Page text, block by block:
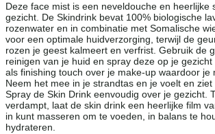
Deze face mist is een neveldouche en heerlijke
gezicht. De Skindrink bevat 100% biologische
rozenwater en in combinatie met Somalische
voor een optimale huidverzorging, terwijl de
rozen je geest kalmeert en verfrist. Gebruik de
reinigen van je huid en spray deze op je
als finishing touch over je make-up waardoor je
Neem het mee in je strandtas en je voelt en ziet
Spray de Skin Drink eenvoudig over je gezicht.
verdampt, laat de skin drink een heerlijke film
in kunt masseren om te voeden, in balans te
hydrateren.